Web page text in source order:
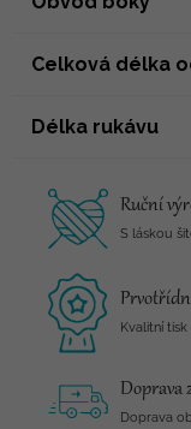
Celková délka
Délka rukávu
Ruční
S láskou
Kvalitní
Doprava
Doprava